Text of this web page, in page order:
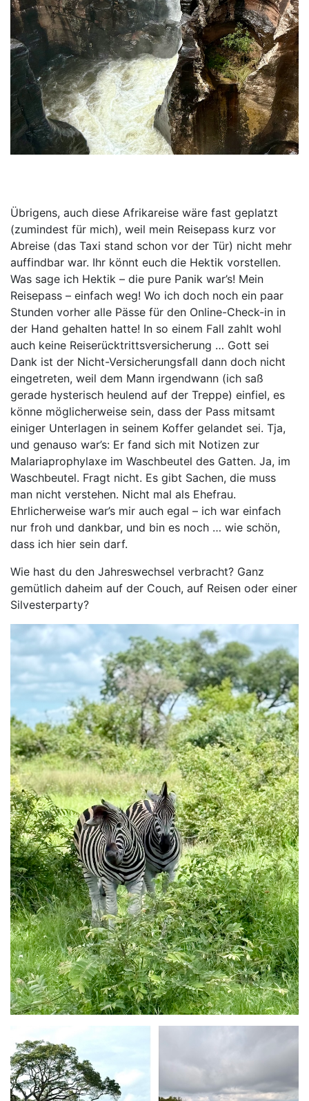
Übrigens, auch diese Afrikareise wäre fast geplatzt
(zumindest für mich), weil mein Reisepass kurz vor
Abreise (das Taxi stand schon vor der Tür) nicht mehr
auffindbar war. Ihr könnt euch die Hektik vorstellen.
Was sage ich Hektik – die pure Panik war’s! Mein
Reisepass – einfach weg! Wo ich doch noch ein paar
Stunden vorher alle Pässe für den Online-Check-in in
der Hand gehalten hatte! In so einem Fall zahlt wohl
auch keine Reiserücktrittsversicherung … Gott sei
Dank ist der Nicht-Versicherungsfall dann doch nicht
eingetreten, weil dem Mann irgendwann (ich saß
gerade hysterisch heulend auf der Treppe) einfiel, es
könne möglicherweise sein, dass der Pass mitsamt
einiger Unterlagen in seinem Koffer gelandet sei. Tja,
und genauso war’s: Er fand sich mit Notizen zur
Malariaprophylaxe im Waschbeutel des Gatten. Ja, im
Waschbeutel. Fragt nicht. Es gibt Sachen, die muss
man nicht verstehen. Nicht mal als Ehefrau.
Ehrlicherweise war’s mir auch egal – ich war einfach
nur froh und dankbar, und bin es noch … wie schön,
dass ich hier sein darf.
Wie hast du den Jahreswechsel verbracht? Ganz
gemütlich daheim auf der Couch, auf Reisen oder einer
Silvesterparty?